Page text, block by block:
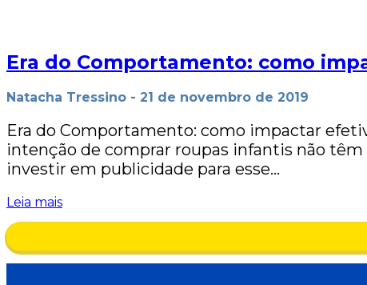
Era do Comportamento: como
Natacha Tressino - 21 de novembro de 2019
Era do Comportamento: como impactar
intenção de comprar roupas infantis não têm
investir em publicidade para esse…
Leia mais